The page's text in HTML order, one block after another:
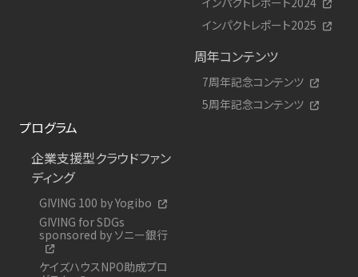
インパクトレポート2025
周年コンテンツ
7周年記念コンテンツ
5周年記念コンテンツ
プログラム
企業支援型クラウドファン
ディング
GIVING 100 by Yogibo
GIVING for SDGs
sponsored by ソニー銀行
ケイズハウスNPO助成プロ